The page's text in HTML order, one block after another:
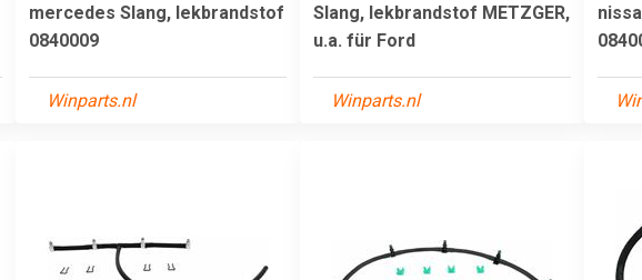
mercedes Slang, lekbrandstof
0840009
Winparts.nl
Slang, lekbrandstof METZGER,
u.a. für Ford
Winparts.nl